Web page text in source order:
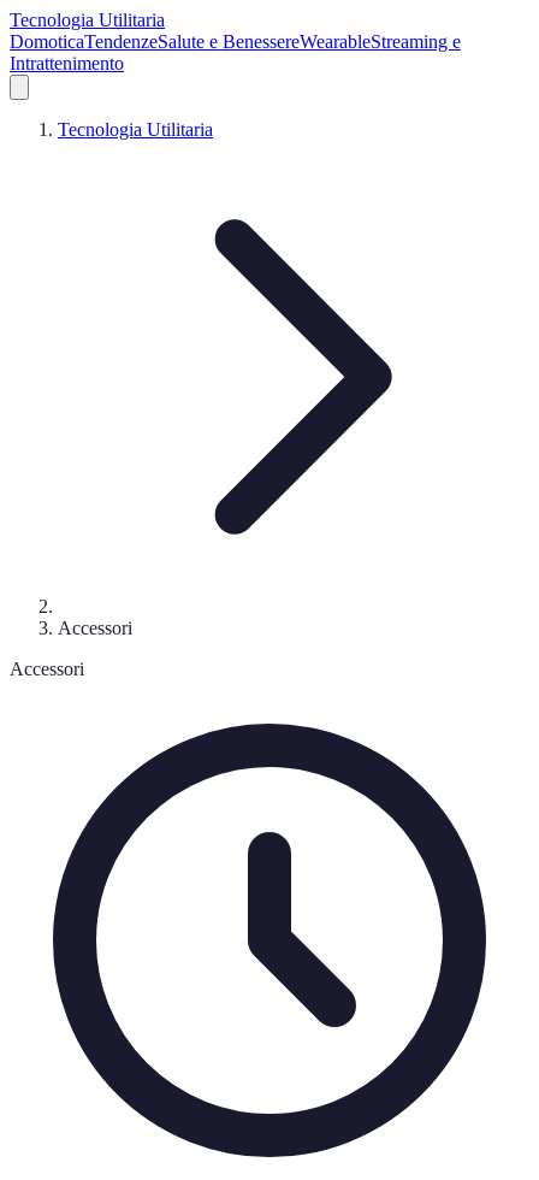
Tecnologia Utilitaria
DomoticaTendenzeSalute e BenessereWearableStreaming e
Intrattenimento
Tecnologia Utilitaria
Accessori
Accessori